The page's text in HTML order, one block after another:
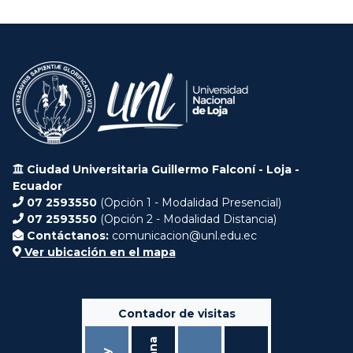
Ciudad Universitaria Guillermo Falconí - Loja -
Ecuador
07 2593550 (Opción 1 - Modalidad Presencial)
07 2593550 (Opción 2 - Modalidad Distancia)
Contáctanos: comunicacion@unl.edu.ec
Ver ubicación en el mapa
Contador de visitas